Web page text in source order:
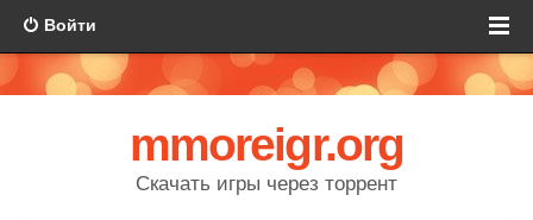
Войти
mmoreigr.org
Скачать игры через торрент